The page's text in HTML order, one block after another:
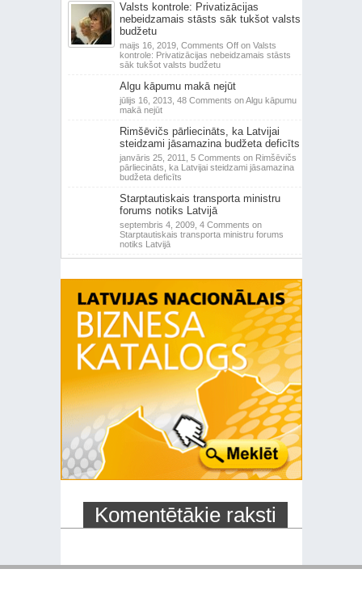
Valsts kontrole: Privatizācijas
nebeidzamais stāsts sāk tukšot valsts
budžetu
maijs 16, 2019, Comments Offon Valsts
kontrole: Privatizācijas nebeidzamais stāsts
sāk tukšot valsts budžetu
Algu kāpumu makā nejūt
jūlijs 16, 2013, 48 Comments on Algu kāpumu
makā nejūt
Rimšēvičs pārliecināts, ka Latvijai
steidzami jāsamazina budžeta deficīts
janvāris 25, 2011, 5 Comments on Rimšēvičs
pārliecināts, ka Latvijai steidzami jāsamazina
budžeta deficīts
Starptautiskais transporta ministru
forums notiks Latvijā
septembris 4, 2009, 4 Comments on
Starptautiskais transporta ministru forums
notiks Latvijā
Komentētākie raksti